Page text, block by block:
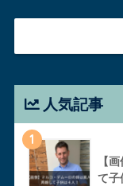
人気記事
1
【
て子